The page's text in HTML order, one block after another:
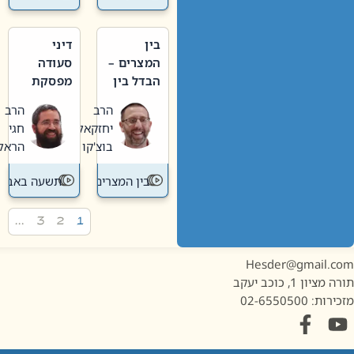
בין
המצרים –
הבדל בין
חדשה
לישנה
הרב
יחזקאל
בוצ'קו
בין המצרים
דיני
סעודה
מפסקת
תשעה
באב
הרב
חגי
הראל
תשעה באב
1, כוכב יעקב
02-6550500